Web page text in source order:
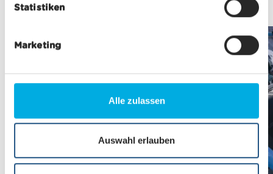
Statistiken
Marketing
Alle zulassen
Auswahl erlauben